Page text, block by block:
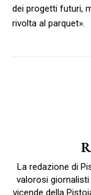
dei progetti futuri,
rivolta al parquet».
La redazione di
valorosi
vicende della